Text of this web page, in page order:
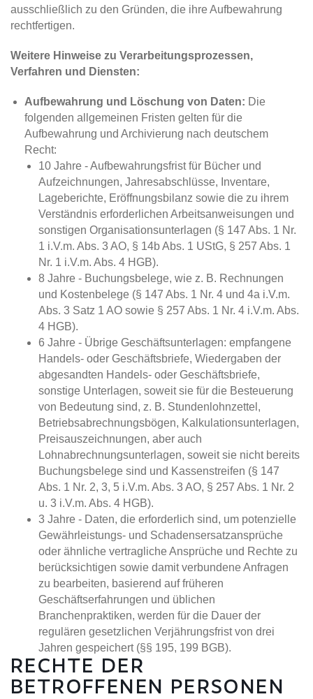
ausschließlich zu den Gründen, die ihre Aufbewahrung
rechtfertigen.
Weitere Hinweise zu Verarbeitungsprozessen,
Verfahren und Diensten:
Aufbewahrung und Löschung von Daten: Die
folgenden allgemeinen Fristen gelten für die
Aufbewahrung und Archivierung nach deutschem
Recht:
10 Jahre - Aufbewahrungsfrist für Bücher und
Aufzeichnungen, Jahresabschlüsse, Inventare,
Lageberichte, Eröffnungsbilanz sowie die zu ihrem
Verständnis erforderlichen Arbeitsanweisungen und
sonstigen Organisationsunterlagen (§ 147 Abs. 1 Nr.
1 i.V.m. Abs. 3 AO, § 14b Abs. 1 UStG, § 257 Abs. 1
Nr. 1 i.V.m. Abs. 4 HGB).
8 Jahre - Buchungsbelege, wie z. B. Rechnungen
und Kostenbelege (§ 147 Abs. 1 Nr. 4 und 4a i.V.m.
Abs. 3 Satz 1 AO sowie § 257 Abs. 1 Nr. 4 i.V.m. Abs.
4 HGB).
6 Jahre - Übrige Geschäftsunterlagen: empfangene
Handels- oder Geschäftsbriefe, Wiedergaben der
abgesandten Handels- oder Geschäftsbriefe,
sonstige Unterlagen, soweit sie für die Besteuerung
von Bedeutung sind, z. B. Stundenlohnzettel,
Betriebsabrechnungsbögen, Kalkulationsunterlagen,
Preisauszeichnungen, aber auch
Lohnabrechnungsunterlagen, soweit sie nicht bereits
Buchungsbelege sind und Kassenstreifen (§ 147
Abs. 1 Nr. 2, 3, 5 i.V.m. Abs. 3 AO, § 257 Abs. 1 Nr. 2
u. 3 i.V.m. Abs. 4 HGB).
3 Jahre - Daten, die erforderlich sind, um potenzielle
Gewährleistungs- und Schadensersatzansprüche
oder ähnliche vertragliche Ansprüche und Rechte zu
berücksichtigen sowie damit verbundene Anfragen
zu bearbeiten, basierend auf früheren
Geschäftserfahrungen und üblichen
Branchenpraktiken, werden für die Dauer der
regulären gesetzlichen Verjährungsfrist von drei
Jahren gespeichert (§§ 195, 199 BGB).
RECHTE DER
BETROFFENEN PERSONEN